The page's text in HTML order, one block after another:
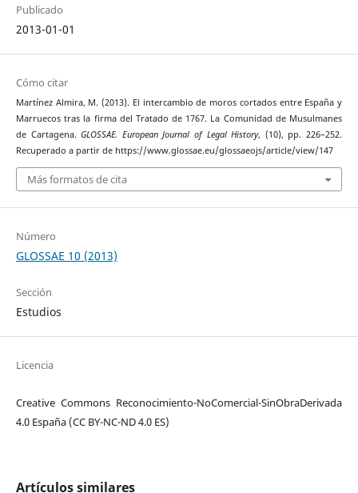
Publicado
2013-01-01
Cómo citar
Martínez Almira, M. (2013). El intercambio de moros cortados entre España y
Marruecos tras la firma del Tratado de 1767. La Comunidad de Musulmanes
de Cartagena.GLOSSAE. European Journal of Legal History, (10), pp. 226–252.
Recuperado a partir de https://www.glossae.eu/glossaeojs/article/view/147
Más formatos de cita
Número
GLOSSAE 10 (2013)
Sección
Estudios
Licencia
Creative Commons Reconocimiento-NoComercial-SinObraDerivada
4.0 España (CC BY-NC-ND 4.0 ES)
Artículos similares